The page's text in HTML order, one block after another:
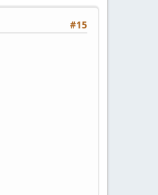
#15